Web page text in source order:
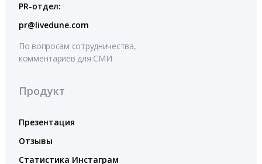
PR-отдел:
pr@livedune.com
По вопросам сотрудничества,
комментариев для СМИ
Продукт
Презентация
Отзывы
Статистика Инстаграм